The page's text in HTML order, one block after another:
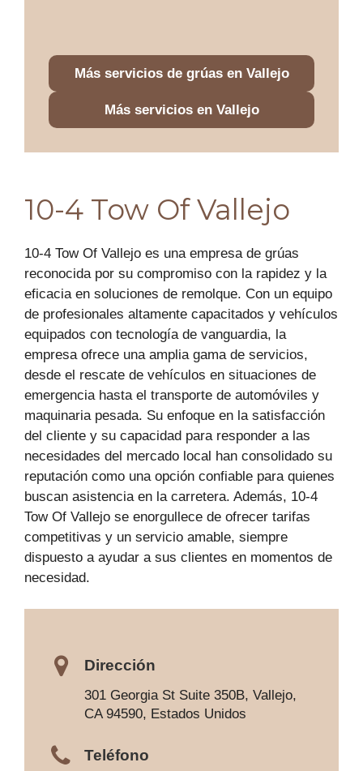
Más servicios de grúas en Vallejo
Más servicios en Vallejo
10-4 Tow Of Vallejo
10-4 Tow Of Vallejo es una empresa de grúas
reconocida por su compromiso con la rapidez y la
eficacia en soluciones de remolque. Con un equipo
de profesionales altamente capacitados y vehículos
equipados con tecnología de vanguardia, la
empresa ofrece una amplia gama de servicios,
desde el rescate de vehículos en situaciones de
emergencia hasta el transporte de automóviles y
maquinaria pesada. Su enfoque en la satisfacción
del cliente y su capacidad para responder a las
necesidades del mercado local han consolidado su
reputación como una opción confiable para quienes
buscan asistencia en la carretera. Además, 10-4
Tow Of Vallejo se enorgullece de ofrecer tarifas
competitivas y un servicio amable, siempre
dispuesto a ayudar a sus clientes en momentos de
necesidad.
Dirección
301 Georgia St Suite 350B, Vallejo,
CA 94590, Estados Unidos
Teléfono